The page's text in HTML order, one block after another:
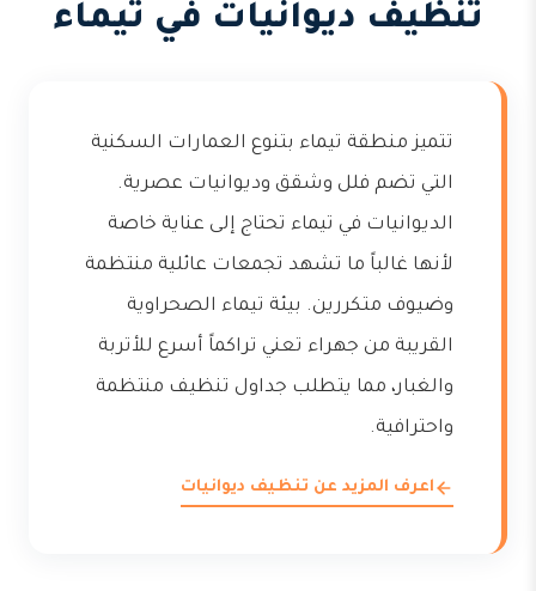
تنظيف ديوانيات في تيماء
تتميز منطقة تيماء بتنوع العمارات السكنية
التي تضم فلل وشقق وديوانيات عصرية.
الديوانيات في تيماء تحتاج إلى عناية خاصة
لأنها غالباً ما تشهد تجمعات عائلية منتظمة
وضيوف متكررين. بيئة تيماء الصحراوية
القريبة من جهراء تعني تراكماً أسرع للأتربة
والغبار، مما يتطلب جداول تنظيف منتظمة
واحترافية.
اعرف المزيد عن تنظيف ديوانيات